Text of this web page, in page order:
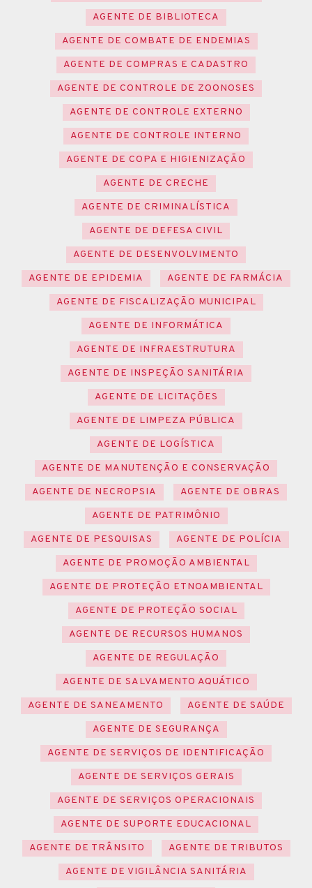
AGENTE DE BIBLIOTECA
AGENTE DE COMBATE DE ENDEMIAS
AGENTE DE COMPRAS E CADASTRO
AGENTE DE CONTROLE DE ZOONOSES
AGENTE DE CONTROLE EXTERNO
AGENTE DE CONTROLE INTERNO
AGENTE DE COPA E HIGIENIZAÇÃO
AGENTE DE CRECHE
AGENTE DE CRIMINALÍSTICA
AGENTE DE DEFESA CIVIL
AGENTE DE DESENVOLVIMENTO
AGENTE DE EPIDEMIA
AGENTE DE FARMÁCIA
AGENTE DE FISCALIZAÇÃO MUNICIPAL
AGENTE DE INFORMÁTICA
AGENTE DE INFRAESTRUTURA
AGENTE DE INSPEÇÃO SANITÁRIA
AGENTE DE LICITAÇÕES
AGENTE DE LIMPEZA PÚBLICA
AGENTE DE LOGÍSTICA
AGENTE DE MANUTENÇÃO E CONSERVAÇÃO
AGENTE DE NECROPSIA
AGENTE DE OBRAS
AGENTE DE PATRIMÔNIO
AGENTE DE PESQUISAS
AGENTE DE POLÍCIA
AGENTE DE PROMOÇÃO AMBIENTAL
AGENTE DE PROTEÇÃO ETNOAMBIENTAL
AGENTE DE PROTEÇÃO SOCIAL
AGENTE DE RECURSOS HUMANOS
AGENTE DE REGULAÇÃO
AGENTE DE SALVAMENTO AQUÁTICO
AGENTE DE SANEAMENTO
AGENTE DE SAÚDE
AGENTE DE SEGURANÇA
AGENTE DE SERVIÇOS DE IDENTIFICAÇÃO
AGENTE DE SERVIÇOS GERAIS
AGENTE DE SERVIÇOS OPERACIONAIS
AGENTE DE SUPORTE EDUCACIONAL
AGENTE DE TRÂNSITO
AGENTE DE TRIBUTOS
AGENTE DE VIGILÂNCIA SANITÁRIA